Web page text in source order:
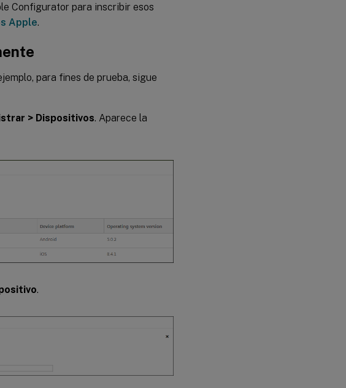
Configurator para inscribir esos
Apple.
para fines de prueba, sigue
> Dispositivos. Aparece la
.